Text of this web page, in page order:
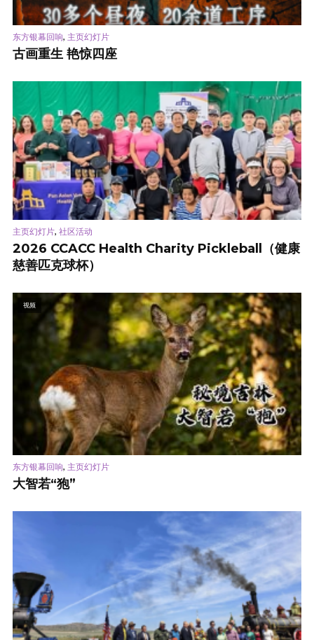
东方银幕回响, 主页幻灯片
古画重生 艳惊四座
主页幻灯片, 社区活动
2026 CCACC Health Charity Pickleball（健康
慈善匹克球杯）
视频
东方银幕回响, 主页幻灯片
大智若“狍”